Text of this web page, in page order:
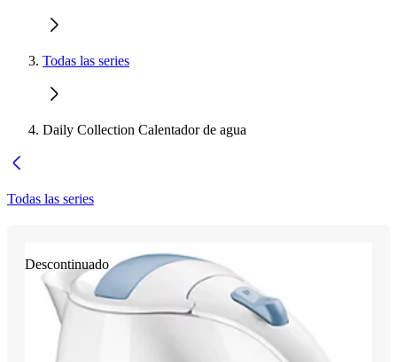
Todas las series
Daily Collection Calentador de agua
Todas las series
Descontinuado